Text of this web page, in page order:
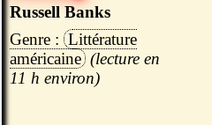
Russell Banks
Littérature
américaine
11 h